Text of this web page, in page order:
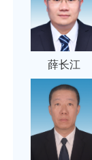
薛长江